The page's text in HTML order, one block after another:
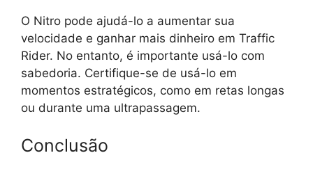
O Nitro pode ajudá-lo a aumentar sua
velocidade e ganhar mais dinheiro em Traffic
Rider. No entanto, é importante usá-lo com
sabedoria. Certifique-se de usá-lo em
momentos estratégicos, como em retas longas
ou durante uma ultrapassagem.
Conclusão